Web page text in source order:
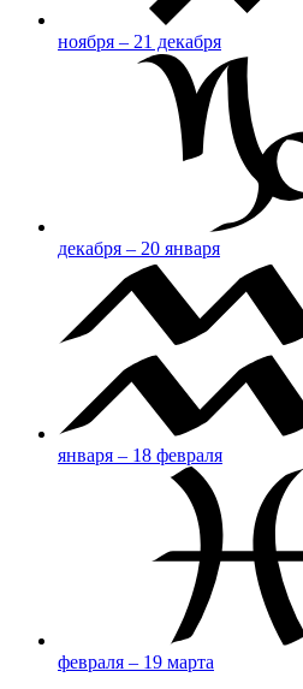
ноября – 21 декабря
декабря – 20 января
января – 18 февраля
февраля – 19 марта